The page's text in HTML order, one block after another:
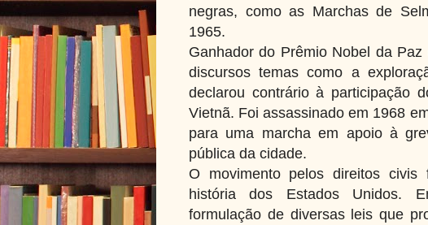
negras, como as Marchas de
1965.
Ganhador do Prêmio Nobel da
discursos temas como a
declarou contrário à participação
Vietnã. Foi assassinado em 1968
para uma marcha em apoio à
pública da cidade.
O movimento pelos direitos
história dos Estados Unidos.
formulação de diversas leis que